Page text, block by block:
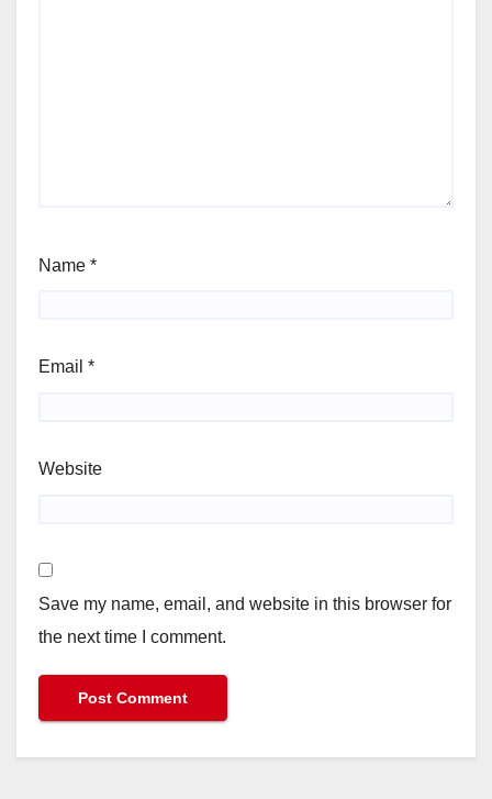
Name *
Email *
Website
Save my name, email, and website in this browser for
the next time I comment.